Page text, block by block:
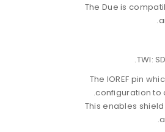
The Due is
TWI:
The IOREF pin
configuration to
This enables